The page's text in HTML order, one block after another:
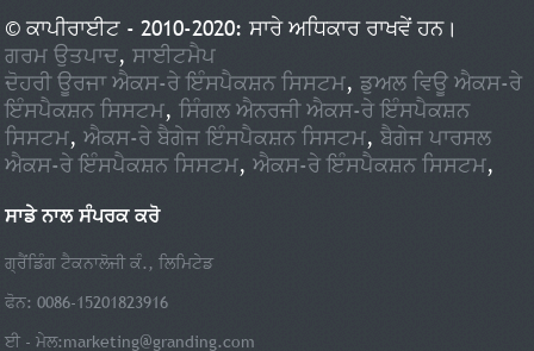
© ਕਾਪੀਰਾਈਟ - 2010-2020: ਸਾਰੇ ਅਧਿਕਾਰ ਰਾਖਵੇਂ ਹਨ।
ਗਰਮ ਉਤਪਾਦ,ਸਾਈਟਮੈਪ
ਦੋਹਰੀ ਊਰਜਾ ਐਕਸ-ਰੇ ਇੰਸਪੈਕਸ਼ਨ ਸਿਸਟਮ,ਡੁਅਲ ਵਿਊ ਐਕਸ-ਰੇ
ਇੰਸਪੈਕਸ਼ਨ ਸਿਸਟਮ,ਸਿੰਗਲ ਐਨਰਜੀ ਐਕਸ-ਰੇ ਇੰਸਪੈਕਸ਼ਨ
ਸਿਸਟਮ,ਐਕਸ-ਰੇ ਬੈਗੇਜ ਇੰਸਪੈਕਸ਼ਨ ਸਿਸਟਮ,ਬੈਗੇਜ ਪਾਰਸਲ
ਐਕਸ-ਰੇ ਇੰਸਪੈਕਸ਼ਨ ਸਿਸਟਮ,ਐਕਸ-ਰੇ ਇੰਸਪੈਕਸ਼ਨ ਸਿਸਟਮ,
ਸਾਡੇ ਨਾਲ ਸੰਪਰਕ ਕਰੋ
ਗ੍ਰੈਂਡਿੰਗ ਟੈਕਨਾਲੋਜੀ ਕੰ., ਲਿਮਿਟੇਡ
ਫੋਨ: 0086-15201823916
ਈ - ਮੇਲ:marketing@granding.com